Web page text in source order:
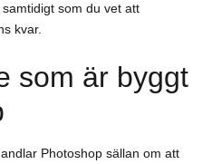
som du vet att
kvar.
som är byggt
Photoshop sällan om att